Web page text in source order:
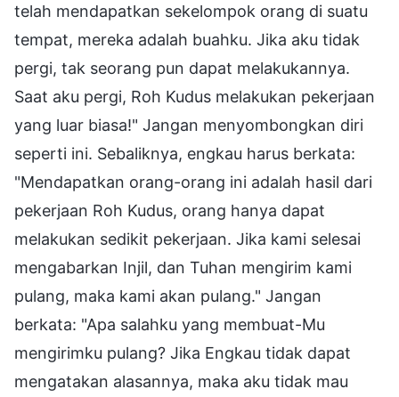
telah mendapatkan sekelompok orang di suatu
tempat, mereka adalah buahku. Jika aku tidak
pergi, tak seorang pun dapat melakukannya.
Saat aku pergi, Roh Kudus melakukan pekerjaan
yang luar biasa!" Jangan menyombongkan diri
seperti ini. Sebaliknya, engkau harus berkata:
"Mendapatkan orang-orang ini adalah hasil dari
pekerjaan Roh Kudus, orang hanya dapat
melakukan sedikit pekerjaan. Jika kami selesai
mengabarkan Injil, dan Tuhan mengirim kami
pulang, maka kami akan pulang." Jangan
berkata: "Apa salahku yang membuat-Mu
mengirimku pulang? Jika Engkau tidak dapat
mengatakan alasannya, maka aku tidak mau